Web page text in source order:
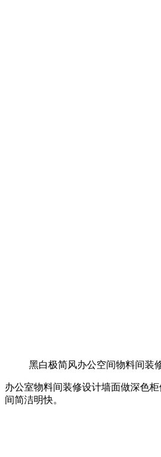
黑白极简风办公空间物料间装
办公室物料间装修设计墙面做深色
间简洁明快。